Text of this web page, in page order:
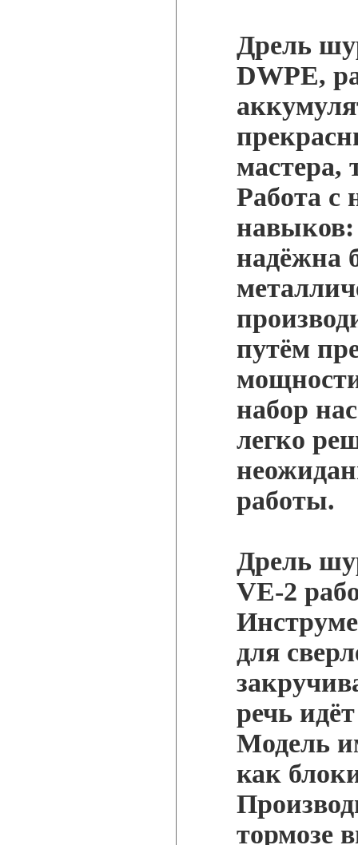
Дрель
DWPE,
мастера,
Работа с
навыков:
надёжна
путём
набор
легко
работы.
Дрель
VE-2
для
речь
Модель
как
тормозе